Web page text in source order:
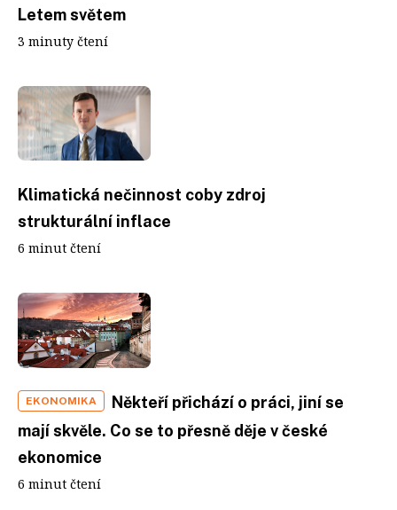
Letem světem
3 minuty čtení
Klimatická nečinnost coby zdroj
strukturální inflace
6 minut čtení
EKONOMIKA
Někteří přichází o práci, jiní se
mají skvěle. Co se to přesně děje v české
ekonomice
6 minut čtení